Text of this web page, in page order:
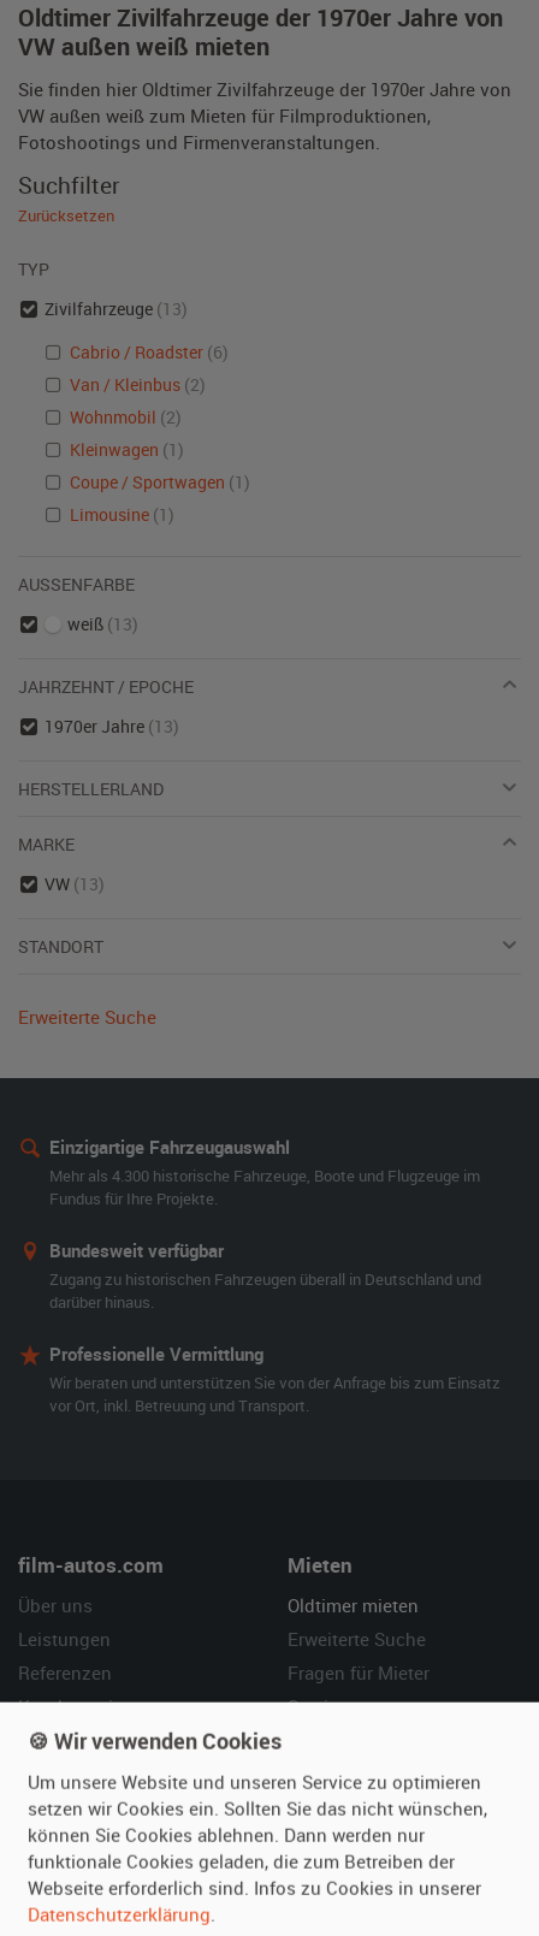
Oldtimer Zivilfahrzeuge der 1970er Jahre von
VW außen weiß mieten
Sie finden hier Oldtimer Zivilfahrzeuge der 1970er Jahre von
VW außen weiß zum Mieten für Filmproduktionen,
Fotoshootings und Firmenveranstaltungen.
Suchfilter
Zurücksetzen
TYP
Zivilfahrzeuge (13)
Cabrio / Roadster (6)
Van / Kleinbus (2)
Wohnmobil (2)
Kleinwagen (1)
Coupe / Sportwagen (1)
Limousine (1)
AUSSENFARBE
weiß (13)
JAHRZEHNT / EPOCHE
1970er Jahre (13)
HERSTELLERLAND
MARKE
VW (13)
STANDORT
Erweiterte Suche
Einzigartige Fahrzeugauswahl
Mehr als 4.300 historische Fahrzeuge, Boote und Flugzeuge im
Fundus für Ihre Projekte.
Bundesweit verfügbar
Zugang zu historischen Fahrzeugen überall in Deutschland und
darüber hinaus.
Professionelle Vermittlung
Wir beraten und unterstützen Sie von der Anfrage bis zum Einsatz
vor Ort, inkl. Betreuung und Transport.
film-autos.com
Über uns
Leistungen
Referenzen
Kundenmeinungen
Mieten
Oldtimer mieten
Erweiterte Suche
Fragen für Mieter
Service
Vermieten
Oldtimer anmelden
Fotos senden
Fragen für Vermieter
Inserat verwalten
Hilfe
Häufige Fragen (FAQ)
So funktioniert's
Kontakt
🍪 Wir verwenden Cookies
Um unsere Website und unseren Service zu optimieren
setzen wir Cookies ein. Sollten Sie das nicht wünschen,
können Sie Cookies ablehnen. Dann werden nur
funktionale Cookies geladen, die zum Betreiben der
Webseite erforderlich sind. Infos zu Cookies in unserer
Datenschutzerklärung.